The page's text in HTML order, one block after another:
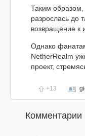
Таким образом,
разрослась до
возвращение к
Однако
NetherRealm
проект,
+13
Комментарии